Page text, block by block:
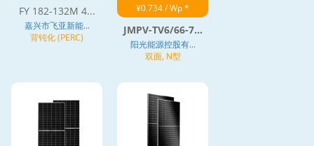
FY 182-132M 4...
嘉兴市飞亚新能...
背钝化 (PERC)
¥0.734 / Wp *
JMPV-TV6/66-7...
阳光能源控股有...
双面, N型